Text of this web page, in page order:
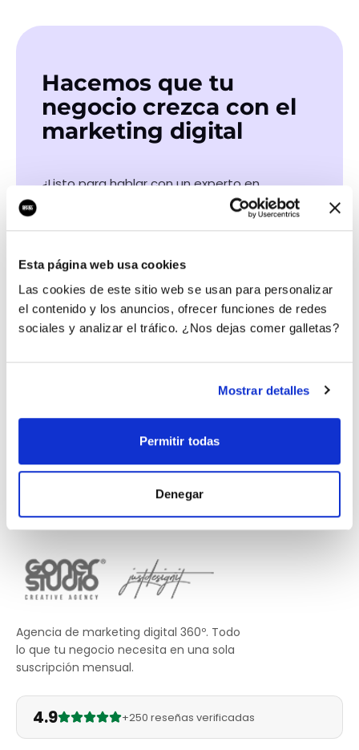
Esta página web usa cookies
Las cookies de este sitio web se usan para personalizar
el contenido y los anuncios, ofrecer funciones de redes
sociales y analizar el tráfico. ¿Nos dejas comer galletas?
Mostrar detalles
Permitir todas
Denegar
Hacemos que tu
negocio crezca con el
marketing digital
¿Listo para hablar con un experto en
QUIERO LLAMAR
Las certificaciones de nuestros profesionales
Agencia de marketing digital 360º. Todo
lo que tu negocio necesita en una sola
suscripción mensual.
4.9 +250 reseñas verificadas